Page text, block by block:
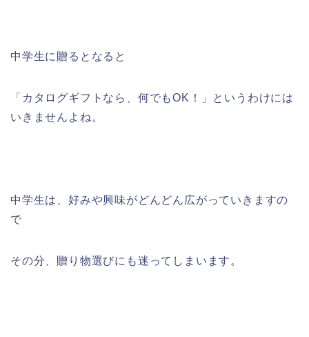
中学生に贈るとなると
「カタログギフトなら、何でもOK！」というわけには
いきませんよね。
中学生は、好みや興味がどんどん広がっていきますの
で
その分、贈り物選びにも迷ってしまいます。